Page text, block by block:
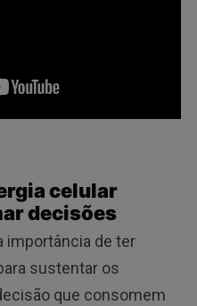
celular
decisões
importância de ter
sustentar os
que consomem